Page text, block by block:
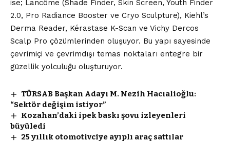
ise; Lancôme (Shade Finder, Skin Screen, Youth Finder
2.0, Pro Radiance Booster ve Cryo Sculpture), Kiehl’s
Derma Reader, Kérastase K-Scan ve Vichy Dercos
Scalp Pro çözümlerinden oluşuyor. Bu yapı sayesinde
çevrimiçi ve çevrimdışı temas noktaları entegre bir
güzellik yolculuğu oluşturuyor.
TÜRSAB Başkan Adayı M. Nezih Hacıalioğlu:
“Sektör değişim istiyor”
Kozahan’daki ipek baskı şovu izleyenleri
büyüledi
25 yıllık otomotivciye ayıplı araç sattılar